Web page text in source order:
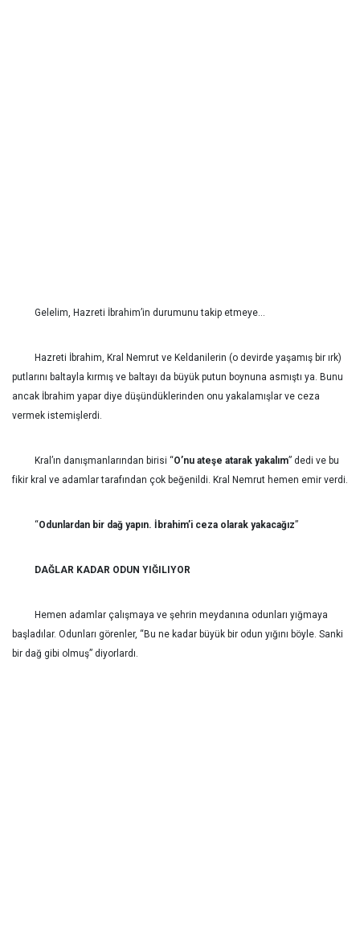
Gelelim, Hazreti İbrahim’in durumunu takip etmeye…
Hazreti İbrahim, Kral Nemrut ve Keldanilerin (o devirde yaşamış bir ırk)
putlarını baltayla kırmış ve baltayı da büyük putun boynuna asmıştı ya. Bunu
ancak İbrahim yapar diye düşündüklerinden onu yakalamışlar ve ceza
vermek istemişlerdi.
Kral’ın danışmanlarından birisi “O’nu ateşe atarak yakalım” dedi ve bu
fikir kral ve adamlar tarafından çok beğenildi. Kral Nemrut hemen emir verdi.
“Odunlardan bir dağ yapın. İbrahim’i ceza olarak yakacağız”
DAĞLAR KADAR ODUN YIĞILIYOR
Hemen adamlar çalışmaya ve şehrin meydanına odunları yığmaya
başladılar. Odunları görenler, “Bu ne kadar büyük bir odun yığını böyle. Sanki
bir dağ gibi olmuş” diyorlardı.